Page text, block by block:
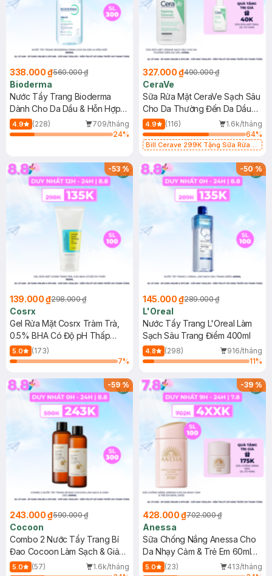
338.000 ₫560.000 ₫
Bioderma
Nước Tẩy Trang Bioderma
Dành Cho Da Dầu & Hỗn Hợp
500ml
4.9 (228)
709/tháng
24%
327.000 ₫490.000 ₫
CeraVe
Sữa Rửa Mặt CeraVe Sạch Sâu
Cho Da Thường Đến Da Dầu
473ml
4.9 (116)
1.6k/tháng
64%
Bill Cerave 299K Tặng Sữa Rửa
-53%
139.000 ₫298.000 ₫
Cosrx
Gel Rửa Mặt Cosrx Tràm Trà,
0.5% BHA Có Độ pH Thấp
150ml
5.0
(173)
7%
-50%
145.000 ₫289.000 ₫
L'Oreal
Nước Tẩy Trang L'Oreal Làm
Sạch Sâu Trang Điểm 400ml
4.8 (298)
916/tháng
11%
-59%
243.000 ₫590.000 ₫
Cocoon
Combo 2 Nước Tẩy Trang Bí
Đao Cocoon Làm Sạch & Giảm
Dầu 500ml
5.0 (57)
1.6k/tháng
-39%
428.000 ₫702.000 ₫
Anessa
Sữa Chống Nắng Anessa Cho
Da Nhạy Cảm & Trẻ Em 60ml
(Mới)
5.0 (23)
413/tháng